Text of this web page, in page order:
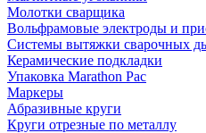
Молотки сварщика
Вольфрамовые электроды и
Системы вытяжки сварочных
Керамические подкладки
Упаковка Marathon Pac
Маркеры
Абразивные круги
Круги отрезные по металлу